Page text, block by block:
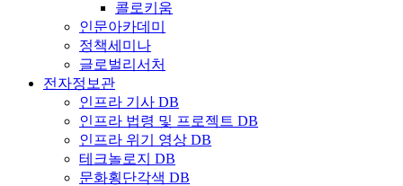
콜로키움
인문아카데미
정책세미나
글로벌리서처
전자정보관
인프라 기사 DB
인프라 법령 및 프로젝트 DB
인프라 위기 영상 DB
테크놀로지 DB
문화횡단각색 DB